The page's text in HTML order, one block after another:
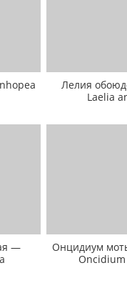
Лелия
Laelia
—
Онцидиум